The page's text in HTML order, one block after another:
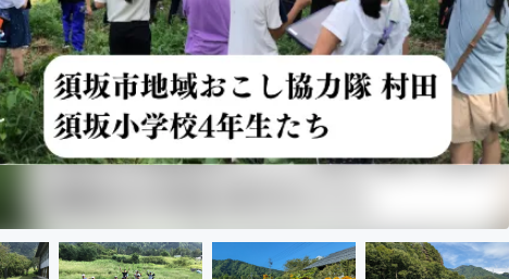
CAMPFIRE for Social GoodCAMPFIRE
CAMPFIREふるさと納税machi-yaコミ